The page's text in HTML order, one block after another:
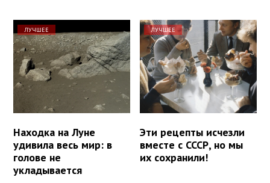
ЛУЧШЕЕ
Находка на Луне
удивила весь мир: в
голове не
укладывается
ЛУЧШЕЕ
Эти рецепты исчезли
вместе с СССР, но мы
их сохранили!